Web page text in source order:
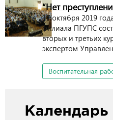
“Нет
17 октября 2019
филиала ПГУПС
вторых и третьих
экспертом
Воспитательная
Календарь